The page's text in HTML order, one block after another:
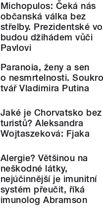
Michopulos: Čeká nás
občanská válka bez
střelby. Prezidentské
budou džihádem vůči
Pavlovi
Paranoia, ženy a sen
o nesmrtelnosti.
tvář Vladimira Putina
Jaké je Chorvatsko bez
turistů? Aleksandra
Wojtaszeková: Fjaka
Alergie? Většinou na
neškodné látky,
nejúčinnější je imunitní
systém přeučit, říká
imunolog Abramson